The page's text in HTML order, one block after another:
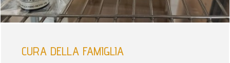
CURA DELLA FAMIGLIA